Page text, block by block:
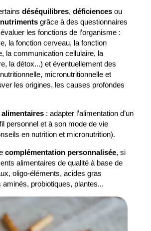
déséquilibres, déficiencesou
grâce à des questionnaires
les fonctions de l’organisme :
la fonction cerveau, la fonction
la communication cellulaire, la
la détox...) et éventuellement des
micronutritionnelle et
les origines, les causes profondes
: adapter l’alimentation d’un
personnel et à son mode de vie
en nutrition et micronutrition).
complémentation personnalisée, si
alimentaires de qualité à base de
oligo-éléments, acides gras
probiotiques, plantes...